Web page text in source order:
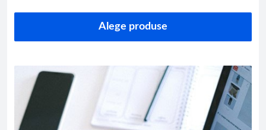
Alege produse